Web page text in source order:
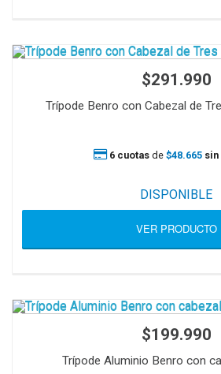
$291.990
Trípode Benro con Cabezal de
6 cuotas de $48.665
DISPONIBLE
VER PRODUCTO
$199.990
Trípode Aluminio Benro con